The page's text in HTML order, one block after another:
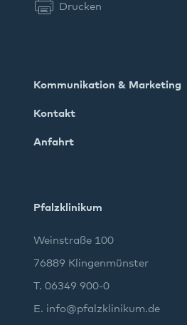
Drucken
Kommunikation & Marketing
Kontakt
Anfahrt
Pfalzklinikum
Weinstraße 100
76889 Klingenmünster
T. 06349 900-0
E. info@pfalzklinikum.de